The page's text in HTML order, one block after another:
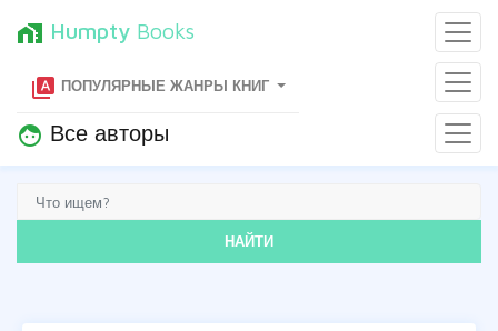
home_work Humpty Books
type_specimen ПОПУЛЯРНЫЕ ЖАНРЫ КНИГ
face Все авторы
НАЙТИ